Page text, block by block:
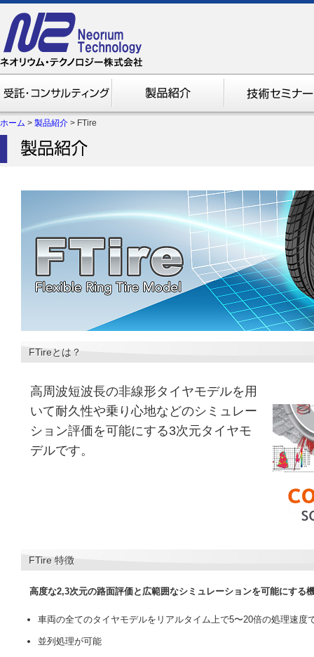
ホーム > 製品紹介 > FTire
FTireとは？
高周波短波長の非線形タイヤモデルを用
いて耐久性や乗り心地などのシミュレー
ション評価を可能にする3次元タイヤモ
デルです。
FTire 特徴
高度な2,3次元の路面評価と広範囲なシミュレーションを可能にする
車両の全てのタイヤモデルをリアルタイム上で5〜20倍の処理速度
並列処理が可能